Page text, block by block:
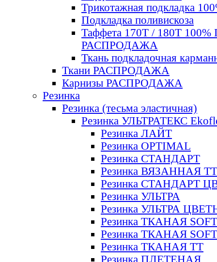
Трикотажная подкладка
Подкладка поливискоза
Таффета 170Т / 180Т 100%
РАСПРОДАЖА
Ткань подкладочная
Ткани РАСПРОДАЖА
Карнизы РАСПРОДАЖА
Резинка
Резинка (тесьма эластичная)
Резинка УЛЬТРАТЕКС
Резинка ЛАЙТ
Резинка OPTIMAL
Резинка СТАНДАРТ
Резинка ВЯЗАННАЯ ТТ
Резинка СТАНДАРТ
Резинка УЛЬТРА
Резинка УЛЬТРА
Резинка ТКАНАЯ SOFT
Резинка ТКАНАЯ
Резинка ТКАНАЯ ТТ
Резинка ПЛЕТЕНАЯ